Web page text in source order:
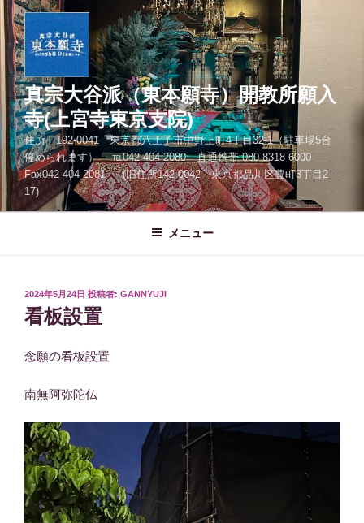
コ
ン
テ
ン
へ
ス
キ
ッ
プ
真宗大谷派（東本願寺）開教所願入
寺(上宮寺東京支院)
住所 192-0041 東京都八王子市中野上町4丁目32-1（駐車場5台
停められます） ℡042-404-2080 直通携帯 080-8318-6000
Fax042-404-2081 (旧住所142-0042 東京都品川区豊町3丁目2-
17)
メニュー
投
稿
日:
2024年5月24日 投稿者: GANNYUJI
看板設置
念願の看板設置
南無阿弥陀仏